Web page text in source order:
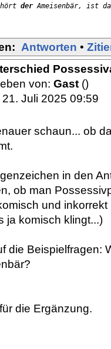
der Ameisenbär, ist
Antworten •
von: Gast ()
21. Juli 2025 09:59
schaun... ob
in den
ob man
und
ja komisch klingt...)
die Beispielfragen:
die Ergänzung.